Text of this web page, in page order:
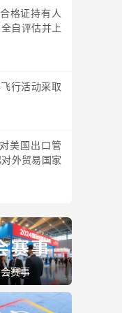
格证持有人
自评估并上
行活动采取
美国出口管
外贸易国家
赛事